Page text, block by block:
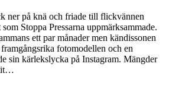
ner på knä och friade till flickvännen
Stoppa Pressarna uppmärksammade.
ett par månader men kändissonen
fotomodellen och en
sin kärlekslycka på Instagram. Mängder